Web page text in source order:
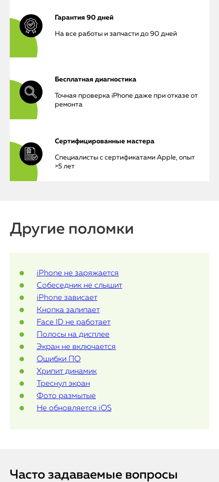
iPhone
Watch
iPad
iMac
Mac Mini
О нас
Контакты
Статьи
Гарантия 90 дней
На все работы и запчасти до 90 дней
Бесплатная диагностика
Точная проверка iPhone даже при отказе от
ремонта
Сертифицированные мастера
Специалисты с сертификатами Apple, опыт
>5 лет
Другие поломки
iPhone не заряжается
Собеседник не слышит
iPhone зависает
Кнопка залипает
Face ID не работает
Полосы на дисплее
Экран не включается
Ошибки ПО
Хрипит динамик
Треснул экран
Фото размытые
Не обновляется iOS
Часто задаваемые вопросы